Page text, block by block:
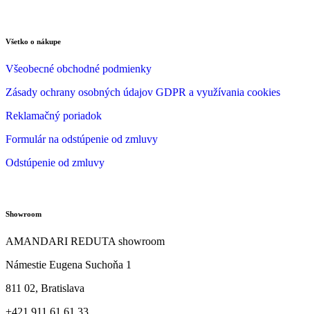
Všetko o nákupe
Všeobecné obchodné podmienky
Zásady ochrany osobných údajov GDPR a využívania cookies
Reklamačný poriadok
Formulár na odstúpenie od zmluvy
Odstúpenie od zmluvy
Showroom
AMANDARI REDUTA showroom
Námestie Eugena Suchoňa 1
811 02, Bratislava
+421 911 61 61 33